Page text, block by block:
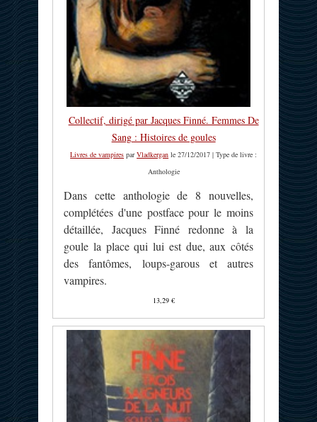
Collectif, dirigé par Jacques Finné. Femmes De
Sang : Histoires de goules
Livres de vampires parVladkergan le 27/12/2017 | Type de livre :
Anthologie
Dans cette anthologie de 8 nouvelles,
complétées d'une postface pour le moins
détaillée, Jacques Finné redonne à la
goule la place qui lui est due, aux côtés
des fantômes, loups-garous et autres
vampires.
13,29 €